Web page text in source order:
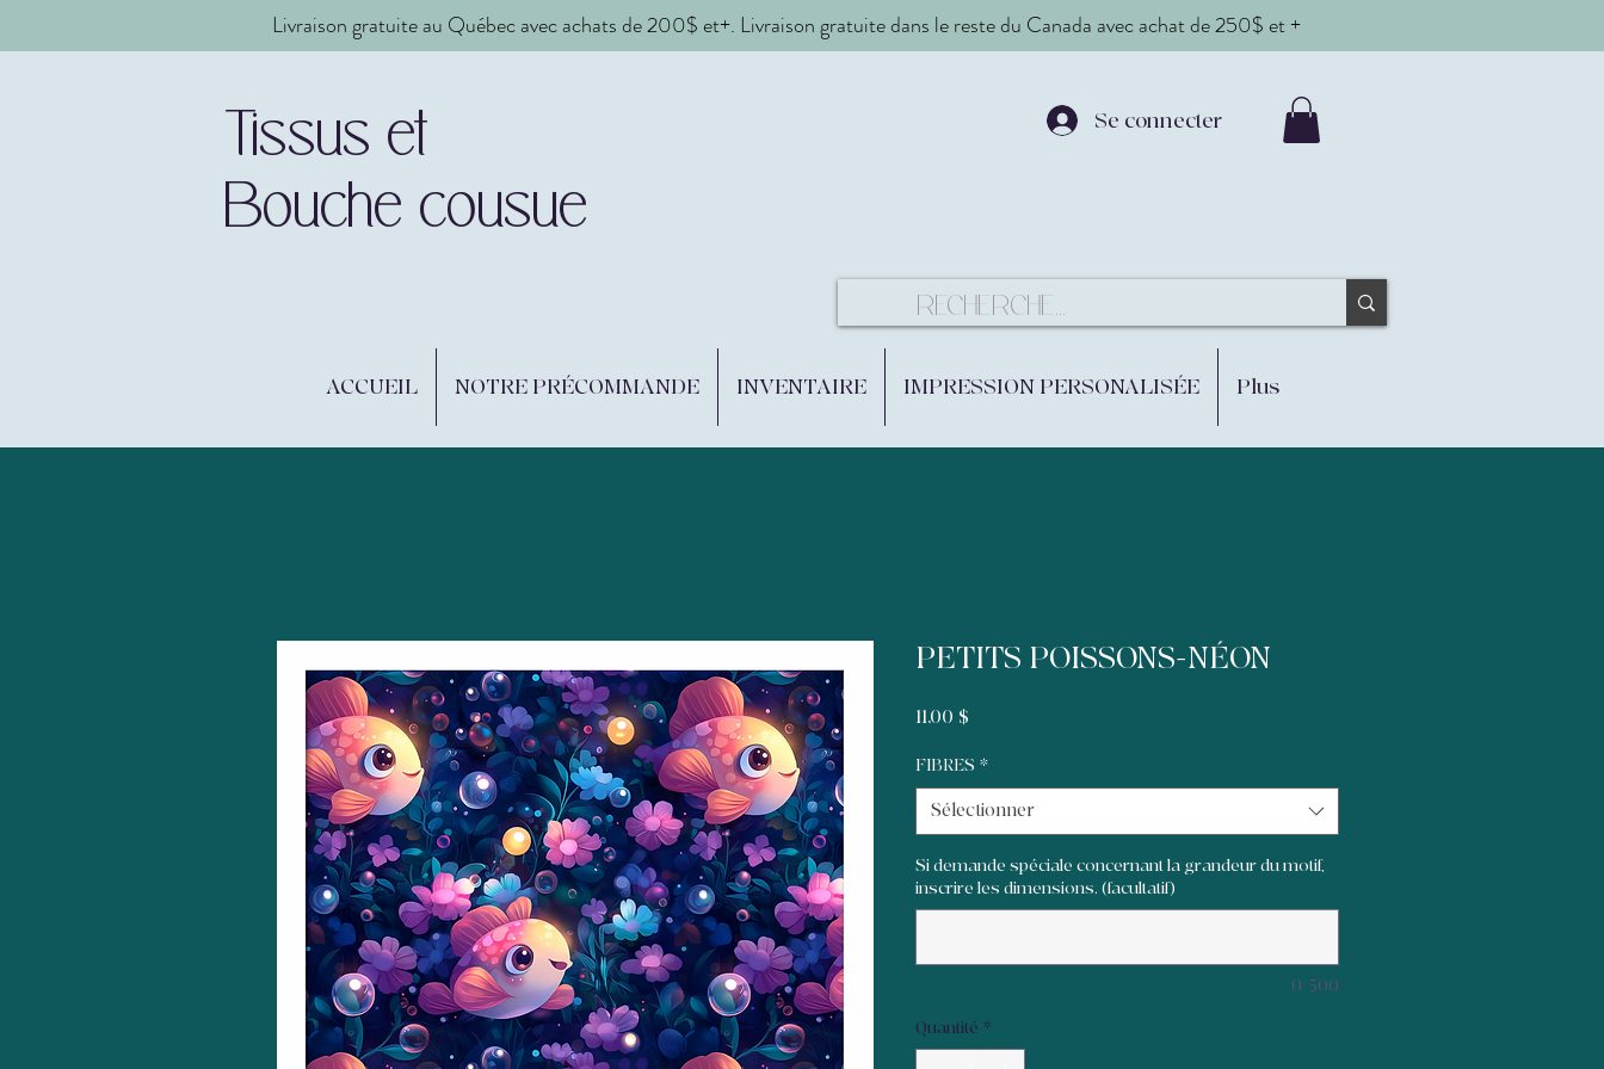
Livraison gratuite au Québec avec achats de 200$ et+. Livraison gratuite dans le reste du Canada avec achat de 250$ et +
Tissus et
Bouche cousue
Se connecter
ACCUEIL NOTRE PRÉCOMMANDE INVENTAIRE IMPRESSION PERSONALISÉE Plus
PETITS POISSONS-NÉON
11,00 $
FIBRES *
Sélectionner
Si demande spéciale concernant la grandeur du motif,
inscrire les dimensions. (facultatif)
0/500
Quantité *